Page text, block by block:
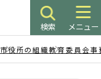
検索 メニュー
市役所の組織教育委員会事